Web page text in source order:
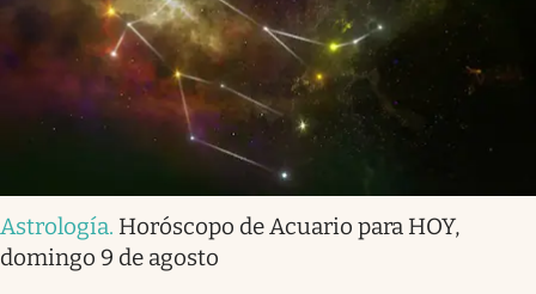
Astrología. Horóscopo de Acuario para HOY,
domingo 9 de agosto